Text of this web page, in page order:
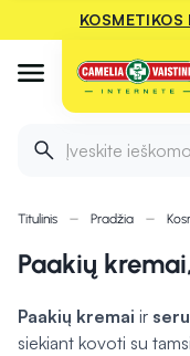
Įveskite
Titulinis Pradžia
Paakių
Paakių kremai ir
siekiant kovoti su